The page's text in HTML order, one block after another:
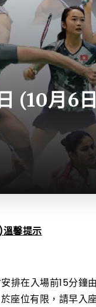
(10月6
溫馨提示
排在入場前15分鐘
座位有限，請早入